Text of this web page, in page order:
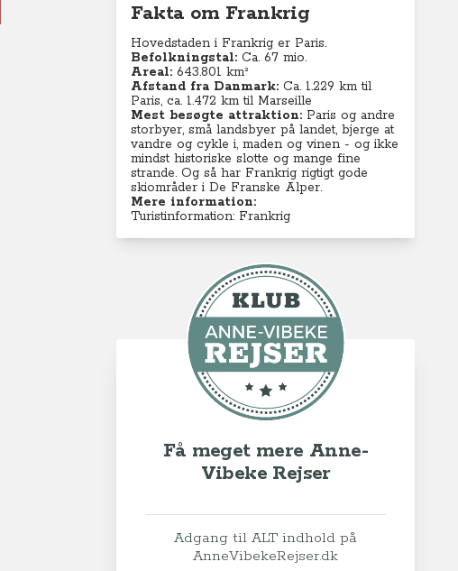
Fakta om Frankrig
Hovedstaden i Frankrig er Paris.
Befolkningstal: Ca. 67 mio.
Areal: 643.801 km²
Afstand fra Danmark: Ca. 1.229 km til
Paris, ca. 1.472 km til Marseille
Mest besøgte attraktion: Paris og andre
storbyer, små landsbyer på landet, bjerge at
vandre og cykle i, maden og vinen - og ikke
mindst historiske slotte og mange fine
strande. Og så har Frankrig rigtigt gode
skiområder i De Franske Alper.
Mere information:
Turistinformation: Frankrig
Få meget mere Anne-
Vibeke Rejser
Adgang til ALT indhold på
AnneVibekeRejser.dk